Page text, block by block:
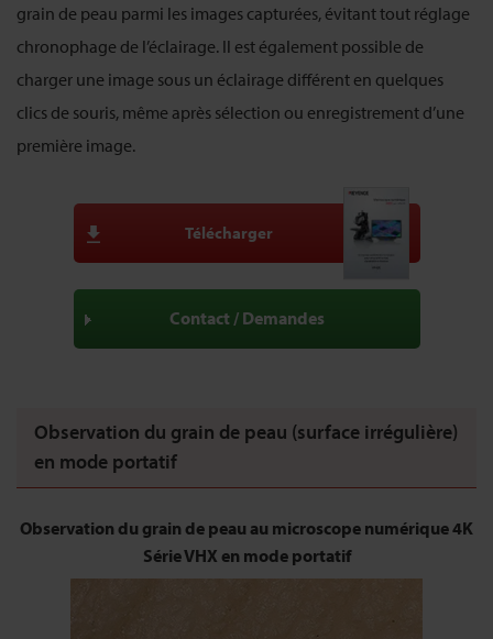
grain de peau parmi les images capturées, évitant tout réglage
chronophage de l’éclairage. Il est également possible de
charger une image sous un éclairage différent en quelques
clics de souris, même après sélection ou enregistrement d’une
première image.
Télécharger
Contact / Demandes
Observation du grain de peau (surface irrégulière)
en mode portatif
Observation du grain de peau au microscope numérique 4K
Série VHX en mode portatif